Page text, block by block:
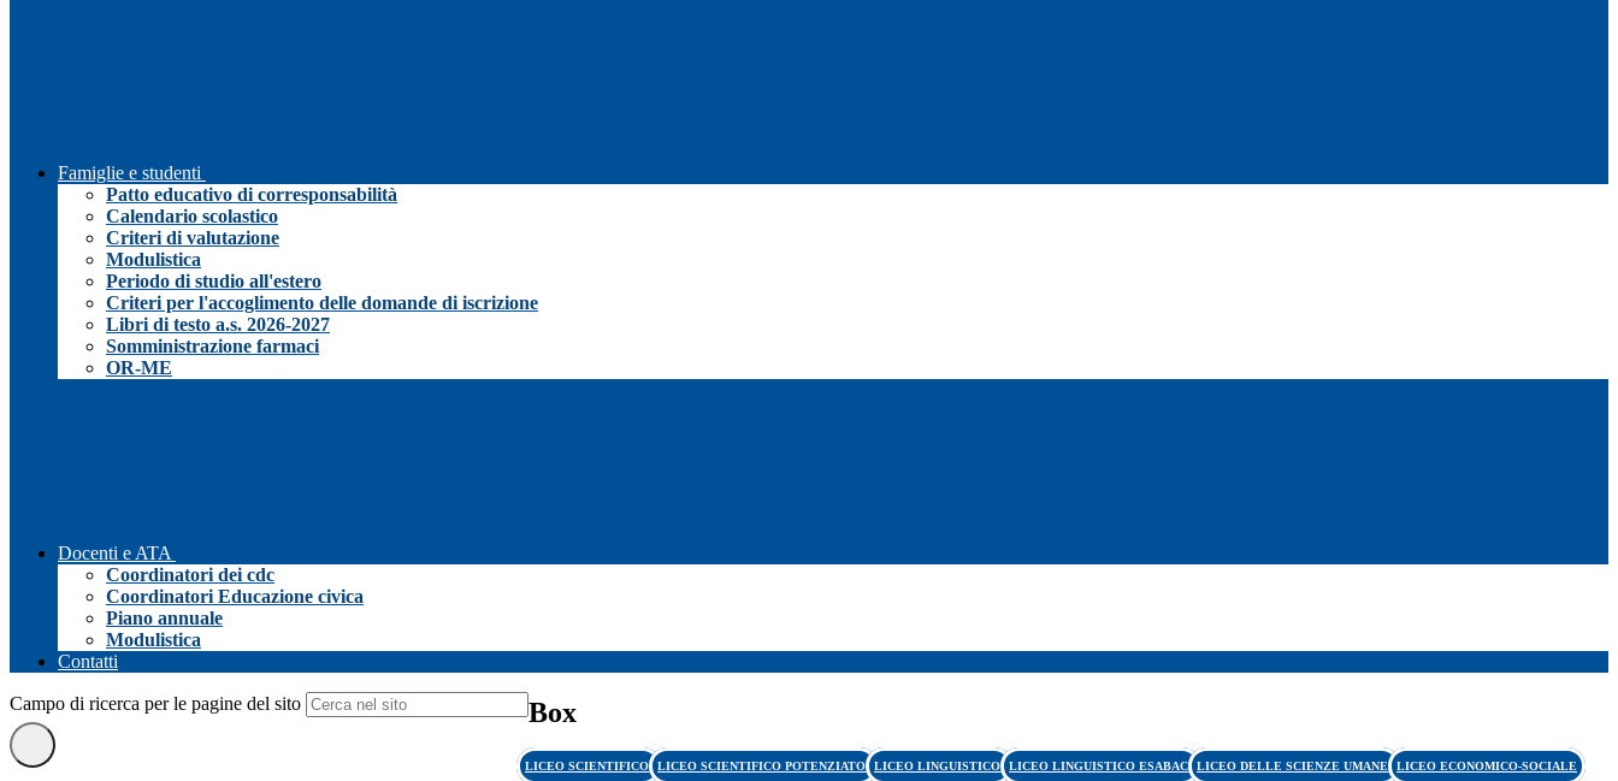
Famiglie e studenti
Patto educativo di corresponsabilità
Calendario scolastico
Criteri di valutazione
Modulistica
Periodo di studio all'estero
Criteri per l'accoglimento delle domande di iscrizione
Libri di testo a.s. 2026-2027
Somministrazione farmaci
OR-ME
Docenti e ATA
Coordinatori dei cdc
Coordinatori Educazione civica
Piano annuale
Modulistica
Contatti
Campo di ricerca per le pagine del sito Box
LICEO SCIENTIFICO LICEO SCIENTIFICO POTENZIATO LICEO LINGUISTICO LICEO LINGUISTICO ESABAC LICEO DELLE SCIENZE UMANE LICEO ECONOMICO-SOCIALE